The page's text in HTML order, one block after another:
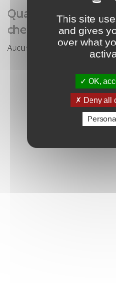
This site
and gives
over what
OK,
Deny all
Qualification des
chercheurs en
Aucune démarche pour le